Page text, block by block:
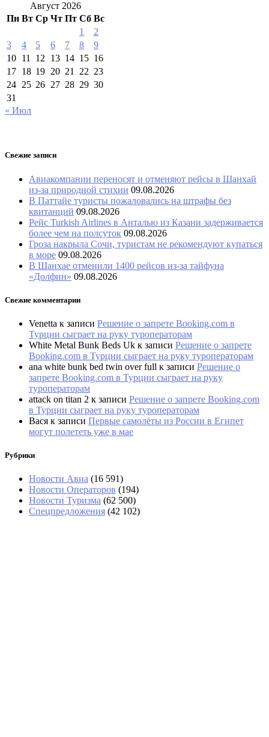
Август 2026
Пн Вт Ср Чт Пт Сб Вс
1
2
3
4 5 6 7 8
9
10 11 12 13 14 15 16
17 18 19 20 21 22 23
24 25 26 27 28 29 30
31
« Июл
Свежие записи
Авиакомпании переносят и отменяют рейсы в Шанхай
из-за природной стихии 09.08.2026
В Паттайе туристы пожаловались на штрафы без
квитанций 09.08.2026
Рейс Turkish Airlines в Анталью из Казани задерживается
более чем на полсуток 09.08.2026
Гроза накрыла Сочи, туристам не рекомендуют купаться
в море 09.08.2026
В Шанхае отменили 1400 рейсов из-за тайфуна
«Долфин» 09.08.2026
Свежие комментарии
Venetta к записи Решение о запрете Booking.com в
Турции сыграет на руку туроператорам
White Metal Bunk Beds Uk к записи Решение о запрете
Booking.com в Турции сыграет на руку туроператорам
ana white bunk bed twin over full к записи Решение о
запрете Booking.com в Турции сыграет на руку
туроператорам
attack on titan 2 к записи Решение о запрете Booking.com
в Турции сыграет на руку туроператорам
Вася к записи Первые самолёты из России в Египет
могут полететь уже в мае
Рубрики
Новости Авиа (16 591)
Новости Операторов (194)
Новости Туризма (62 500)
Спецпредложения (42 102)